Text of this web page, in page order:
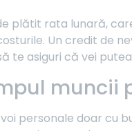
plătit rata lunară,
Un credit de
te asiguri că vei
muncii
personale doar cu